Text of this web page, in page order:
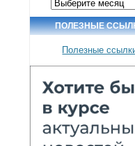
новостей
ПОЛЕЗНЫЕ
Полезные